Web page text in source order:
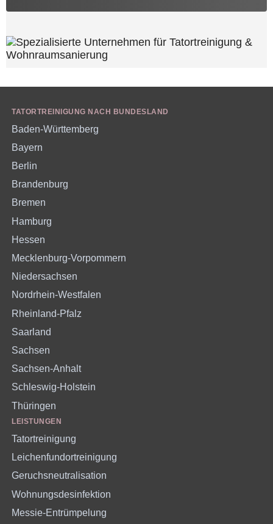
TATORTREINIGUNG NACH BUNDESLAND
Baden-Württemberg
Bayern
Berlin
Brandenburg
Bremen
Hamburg
Hessen
Mecklenburg-Vorpommern
Niedersachsen
Nordrhein-Westfalen
Rheinland-Pfalz
Saarland
Sachsen
Sachsen-Anhalt
Schleswig-Holstein
Thüringen
LEISTUNGEN
Tatortreinigung
Leichenfundortreinigung
Geruchsneutralisation
Wohnungsdesinfektion
Messie-Entrümpelung